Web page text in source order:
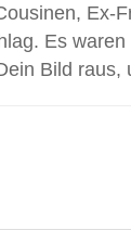
Es
Bild